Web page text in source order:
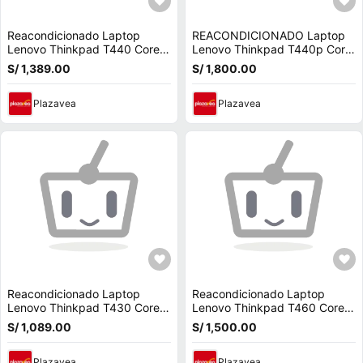
Reacondicionado Laptop
Lenovo Thinkpad T440 Core
I5 Ram 8 Gb Ssd 480 Gb
S/ 1,389.00
Plazavea
REACONDICIONADO Laptop
Lenovo Thinkpad T440p Core
I7 Ram 12 Gb Ssd 480 Gb
S/ 1,800.00
Plazavea
Reacondicionado Laptop
Lenovo Thinkpad T430 Core
I5/ Ram 8GB /Disco Duro SSD
240Gb/ Pantalla 14""
S/ 1,089.00
Reacondicionado Laptop
Lenovo Thinkpad T460 Core
I5 Ram 16 Gb Disco Ssd 480
Gb
S/ 1,500.00